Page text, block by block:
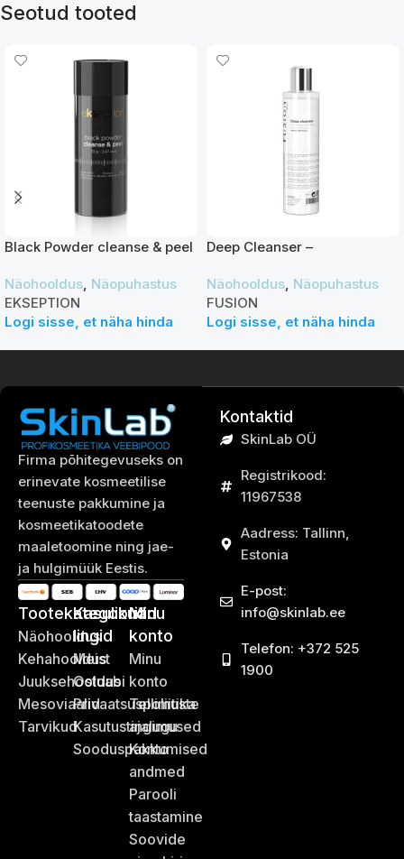
Seotud tooted
Black Powder cleanse & peel
Näohooldus, Näopuhastus
EKSEPTION
Logi sisse, et näha hinda
Deep Cleanser –
Näohooldus, Näopuhastus
FUSION
Logi sisse, et näha hinda
Firma põhitegevuseks on
erinevate kosmeetilise
teenuste pakkumine ja
kosmeetikatoodete
maaletoomine ning jae-
ja hulgimüük Eestis.
Tootekategooriad
Näohooldus
Kehahooldus
Juuksehooldus
Mesoviaalid
Tarvikud
Kasulikud
lingid
Meist
Ostuabi
Privaatsuspoliitika
Kasutustingimused
Sooduspakkumised
Minu
konto
Minu
konto
Tellimuste
ajalugu
Konto
andmed
Parooli
taastamine
Soovide
Kontaktid
SkinLab OÜ
Registrikood:
11967538
Aadress: Tallinn,
Estonia
E-post:
info@skinlab.ee
Telefon: +372 525
1900